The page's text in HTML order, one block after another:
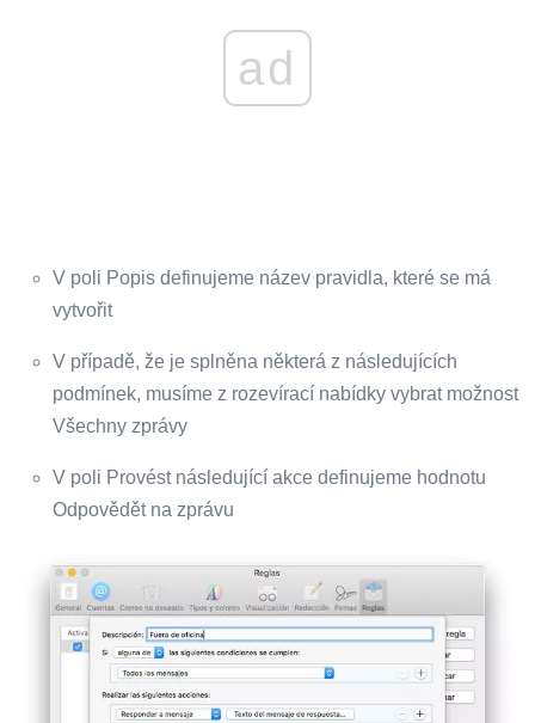
ad
V poli Popis definujeme název pravidla, které se má
vytvořit
V případě, že je splněna některá z následujících
podmínek, musíme z rozevírací nabídky vybrat možnost
Všechny zprávy
V poli Provést následující akce definujeme hodnotu
Odpovědět na zprávu